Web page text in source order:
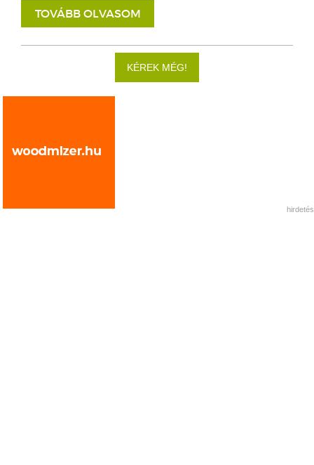
TOVÁBB OLVASOM
KÉREK MÉG!
hirdetés